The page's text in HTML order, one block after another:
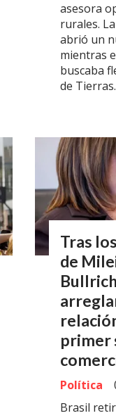
asesora
rurales.
abrió un
mientras
buscaba
de Tierras.
Tras
de
primer
Política
Brasil